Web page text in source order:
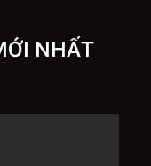
NHẤT